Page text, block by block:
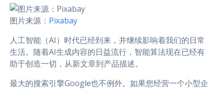
k
图片来源： Pixabay
人工智能（AI）时代已经到来，并继续影响着我们的日常
生活。随着AI生成内容的日益流行，智能算法现在已经有
助于创造一切，从新文章到产品描述。
最大的搜索引擎Google也不例外。如果您经营一个小型企